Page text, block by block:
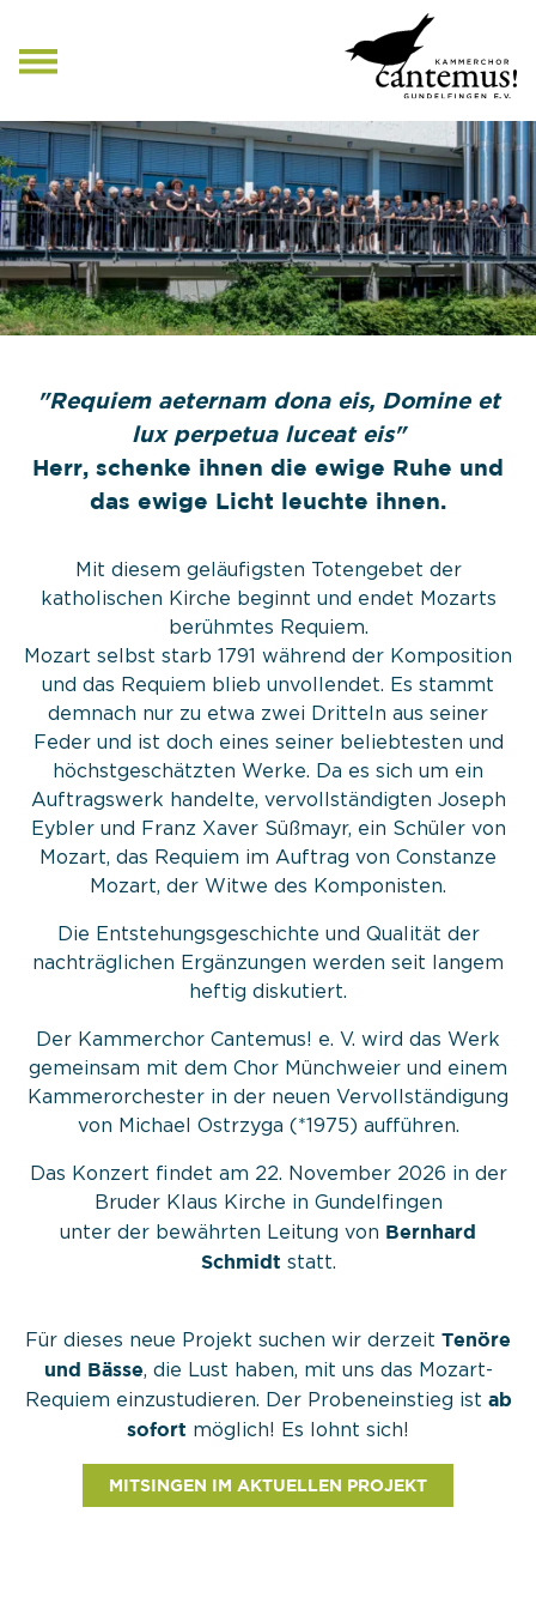
NAVIGATION
ÜBERSPRINGEN
"Requiem aeternam dona eis, Domine et
lux perpetua luceat eis"
Herr, schenke ihnen die ewige Ruhe und
das ewige Licht leuchte ihnen.
Mit diesem geläufigsten Totengebet der
katholischen Kirche beginnt und endet Mozarts
berühmtes Requiem.
Mozart selbst starb 1791 während der Komposition
und das Requiem blieb unvollendet. Es stammt
demnach nur zu etwa zwei Dritteln aus seiner
Feder und ist doch eines seiner beliebtesten und
höchstgeschätzten Werke. Da es sich um ein
Auftragswerk handelte, vervollständigten Joseph
Eybler und Franz Xaver Süßmayr, ein Schüler von
Mozart, das Requiem im Auftrag von Constanze
Mozart, der Witwe des Komponisten.
Die Entstehungsgeschichte und Qualität der
nachträglichen Ergänzungen werden seit langem
heftig diskutiert.
Der Kammerchor Cantemus! e. V. wird das Werk
gemeinsam mit dem Chor Münchweier und einem
Kammerorchester in der neuen Vervollständigung
von Michael Ostrzyga (*1975) aufführen.
Das Konzert findet am 22. November 2026 in der
Bruder Klaus Kirche in Gundelfingen
unter der bewährten Leitung von Bernhard
Schmidt statt.
Für dieses neue Projekt suchen wir derzeit Tenöre
und Bässe, die Lust haben, mit uns das Mozart-
Requiem einzustudieren. Der Probeneinstieg ist ab
sofort möglich! Es lohnt sich!
MITSINGEN IM AKTUELLEN PROJEKT